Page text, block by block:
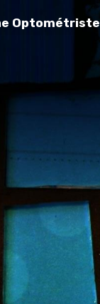
Optométriste